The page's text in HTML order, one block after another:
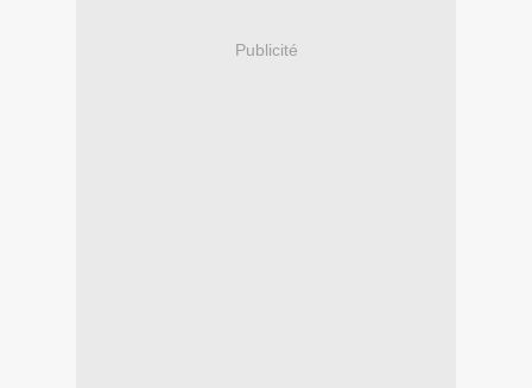
Publicité